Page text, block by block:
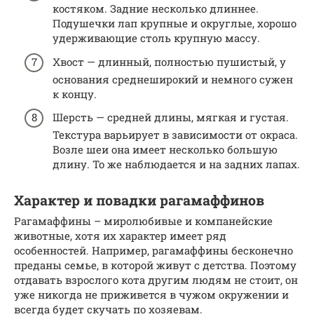
костяком. Задние несколько длиннее.
Подушечки лап крупные и округлые, хорошо
удерживающие столь крупную массу.
Хвост — длинный, полностью пушистый, у
основания среднеширокий и немного сужен
к концу.
Шерсть — средней длины, мягкая и густая.
Текстура варьирует в зависимости от окраса.
Возле шеи она имеет несколько большую
длину. То же наблюдается и на задних лапах.
Характер и повадки рагамаффинов
Рагамаффины – миролюбивые и компанейские
животные, хотя их характер имеет ряд
особенностей. Например, рагамаффины бесконечно
преданы семье, в которой живут с детства. Поэтому
отдавать взрослого кота другим людям не стоит, он
уже никогда не приживется в чужом окружении и
всегда будет скучать по хозяевам.